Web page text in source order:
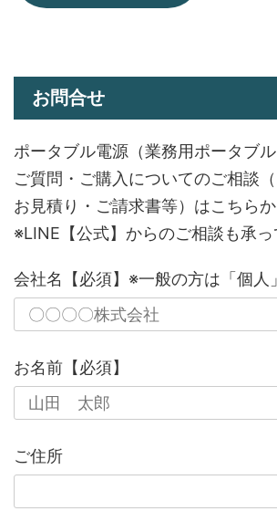
お問合せ
ポータブル電源（業務用ポータブ
ご質問・ご購入についてのご相談
お見積り・ご請求書等）はこちらか
※LINE【公式】からのご相談も承っ
会社名【必須】※一般の方は「個人」
お名前【必須】
ご住所